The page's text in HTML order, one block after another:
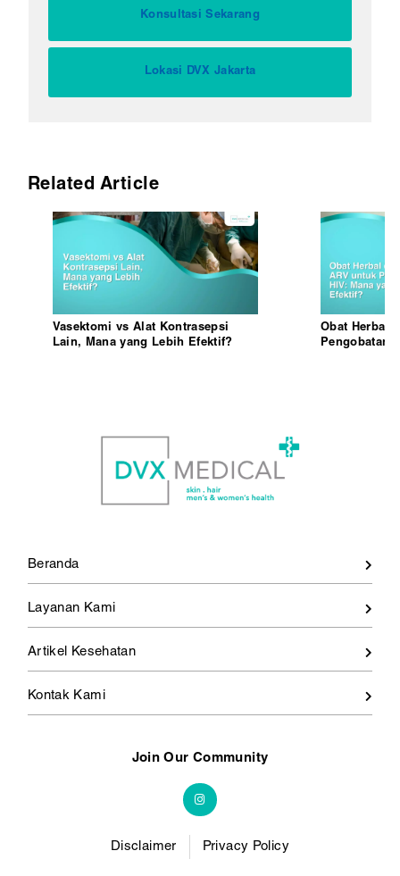
Konsultasi Sekarang
Lokasi DVX Jakarta
Related Article
Vasektomi vs Alat Kontrasepsi
Lain, Mana yang Lebih Efektif?
Obat Herbal
Pengobatan
Beranda
Layanan Kami
Artikel Kesehatan
Kontak Kami
Join Our Community
Disclaimer Privacy Policy